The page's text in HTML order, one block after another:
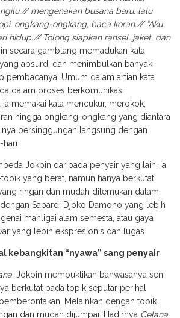
mengenakan busana baru, lalu
ongkang-ongkang, baca koran.// “Aku
hidup.// Tolong siapkan ransel, jaket, dan
secara gamblang memadukan kata
absurd, dan menimbulkan banyak
pembacanya. Umum dalam artian kata
dalam proses berkomunikasi
ia memakai kata mencukur, merokok,
hingga ongkang-ongkang yang diantara
bersinggungan langsung dengan
Jokpin daripada penyair yang lain. Ia
yang berat, namun hanya berkutat
ringan dan mudah ditemukan dalam
Sapardi Djoko Damono yang lebih
mahligai alam semesta, atau gaya
yang lebih ekspresionis dan lugas.
kebangkitan “nyawa” sang penyair
, Jokpin membuktikan bahwasanya seni
berkutat pada topik seputar perihal
Melainkan dengan topik
dan mudah dijumpai. Hadirnya Celana